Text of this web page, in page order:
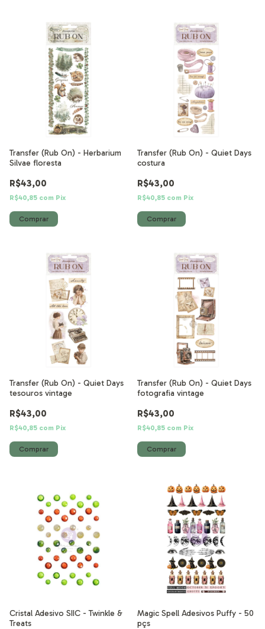
Transfer (Rub On) - Herbarium
Silvae floresta
R$43,00
R$40,85 com Pix
Transfer (Rub On) - Quiet Days
costura
R$43,00
R$40,85 com Pix
Transfer (Rub On) - Quiet Days
tesouros vintage
R$43,00
R$40,85 com Pix
Transfer (Rub On) - Quiet Days
fotografia vintage
R$43,00
R$40,85 com Pix
Cristal Adesivo SIIC - Twinkle &
Treats
Magic Spell Adesivos Puffy - 50
pçs